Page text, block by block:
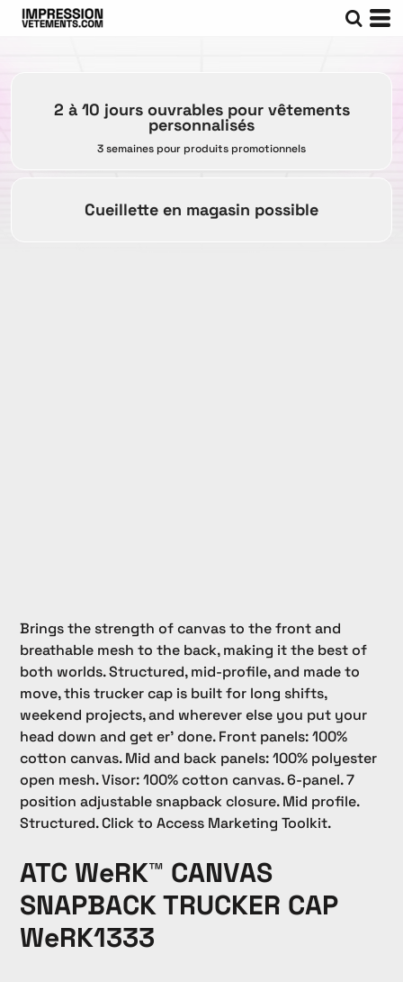
2 à 10 jours ouvrables pour vêtements
personnalisés
3 semaines pour produits promotionnels
Cueillette en magasin possible
Brings the strength of canvas to the front and
breathable mesh to the back, making it the best of
both worlds. Structured, mid-profile, and made to
move, this trucker cap is built for long shifts,
weekend projects, and wherever else you put your
head down and get er' done. Front panels: 100%
cotton canvas. Mid and back panels: 100% polyester
open mesh. Visor: 100% cotton canvas. 6-panel. 7
position adjustable snapback closure. Mid profile.
Structured. Click to Access Marketing Toolkit.
ATC WeRK™ CANVAS
SNAPBACK TRUCKER CAP
WeRK1333